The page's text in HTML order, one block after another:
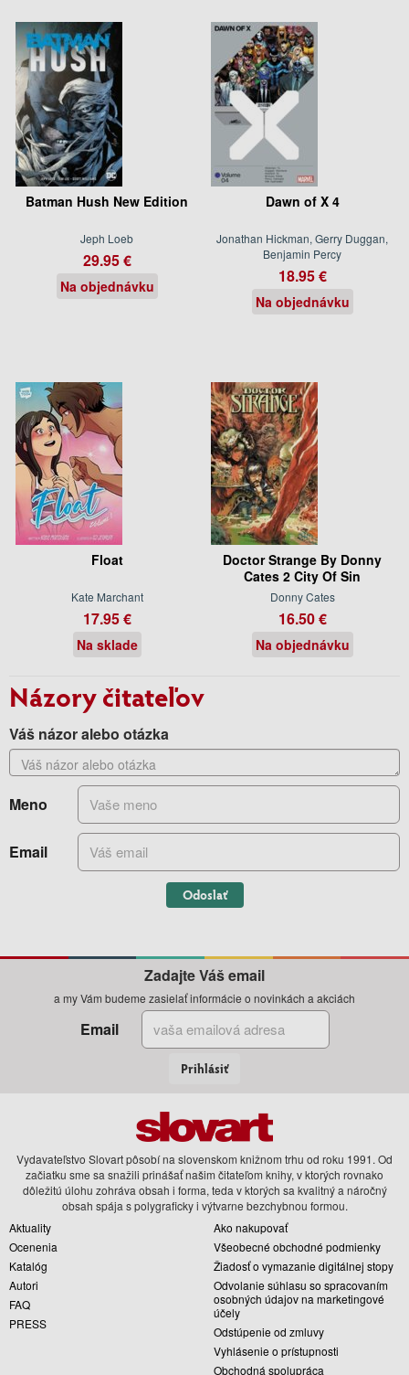
Batman Hush New Edition
Jeph Loeb
29.95 €
Na objednávku
Dawn of X 4
Jonathan Hickman, Gerry Duggan,
Benjamin Percy
18.95 €
Na objednávku
Float
Kate Marchant
17.95 €
Na sklade
Doctor Strange By Donny
Cates 2 City Of Sin
Donny Cates
16.50 €
Na objednávku
Názory čitateľov
Váš názor alebo otázka
Meno
Email
Odoslať
Zadajte Váš email
a my Vám budeme zasielať informácie o novinkách a akciách
Email
Prihlásiť
Vydavateľstvo Slovart pôsobí na slovenskom knižnom trhu od roku 1991. Od
začiatku sme sa snažili prinášať našim čitateľom knihy, v ktorých rovnako
dôležitú úlohu zohráva obsah i forma, teda v ktorých sa kvalitný a náročný
obsah spája s polygraficky i výtvarne bezchybnou formou.
Aktuality
Ocenenia
Katalóg
Autori
FAQ
PRESS
Ako nakupovať
Všeobecné obchodné podmienky
Žiadosť o vymazanie digitálnej stopy
Odvolanie súhlasu so spracovaním
osobných údajov na marketingové
účely
Odstúpenie od zmluvy
Vyhlásenie o prístupnosti
Obchodná spolupráca